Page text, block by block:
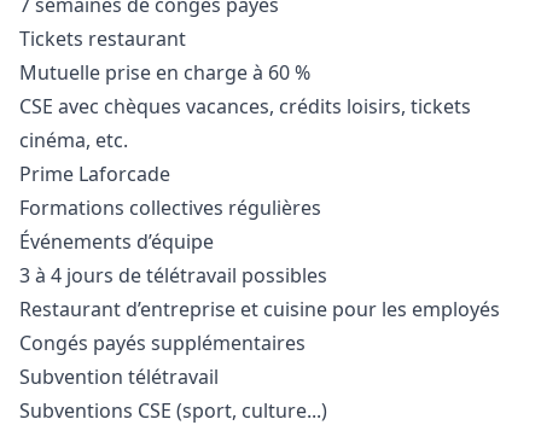
Tickets restaurant
Mutuelle prise en charge à 60 %
CSE avec chèques vacances, crédits loisirs, tickets
cinéma, etc.
Prime Laforcade
Formations collectives régulières
Événements d’équipe
3 à 4 jours de télétravail possibles
Restaurant d’entreprise et cuisine pour les employés
Congés payés supplémentaires
Subvention télétravail
Subventions CSE (sport, culture...)